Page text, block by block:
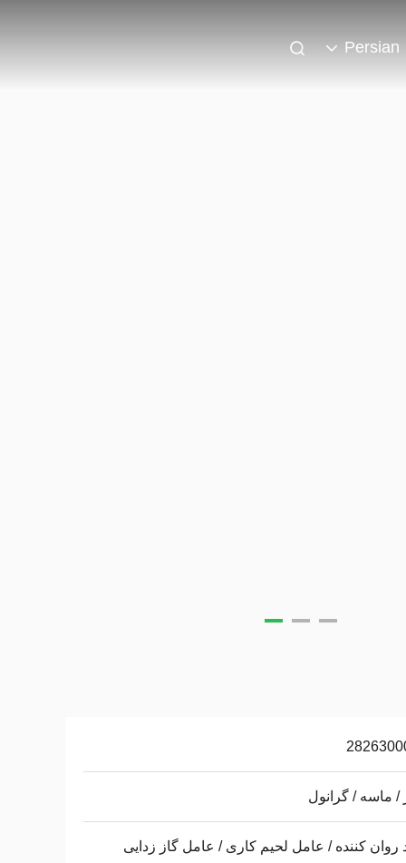
Persian
/ ماسه / گرانول
روان کننده / عامل لحیم کاری / عامل گاز زدایی